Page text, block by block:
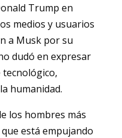
Trump en
medios y usuarios
a Musk por su
dudó en expresar
tecnológico,
humanidad.
los hombres más
está empujando